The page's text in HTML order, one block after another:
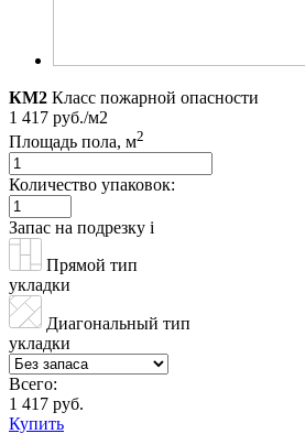
КМ2 Класс пожарной опасности
1 417 руб./м2
Площадь пола, м2
Количество упаковок:
Запас на подрезку i
Прямой тип
укладки
Диагональный тип
укладки
Всего:
1 417 руб.
Купить